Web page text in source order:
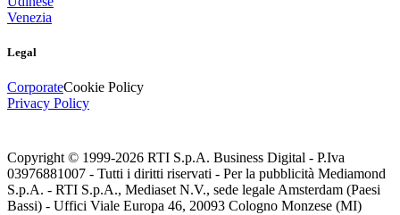
Venezia
Legal
CorporateCookie Policy
Privacy Policy
Copyright © 1999-2026 RTI S.p.A. Business Digital - P.Iva
03976881007 - Tutti i diritti riservati - Per la pubblicità Mediamond
S.p.A. - RTI S.p.A., Mediaset N.V., sede legale Amsterdam (Paesi
Bassi) - Uffici Viale Europa 46, 20093 Cologno Monzese (MI)